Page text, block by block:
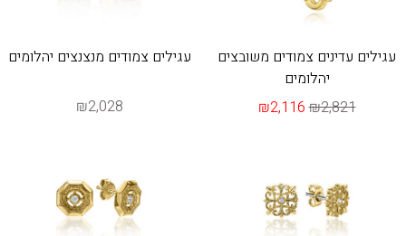
עגילים עדינים צמודים משובצים
יהלומים
₪2,116₪2,821
עגילים צמודים מנצנצים יהלומים
₪2,028